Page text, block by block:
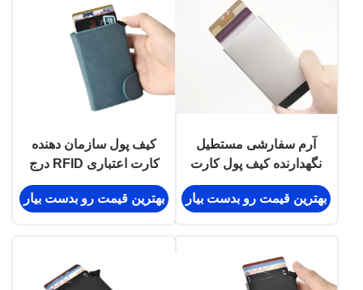
آرم سفارشی مستطیل
نگهدارنده کیف پول کارت
اعتباری آلومینیومی پاپ
آپ
بهترین قیمت رو بدست بیار
کیف پول سازمان دهنده
کارت اعتباری RFID درج
PU چرم UV چاپ
آلومینیوم
بهترین قیمت رو بدست بیار